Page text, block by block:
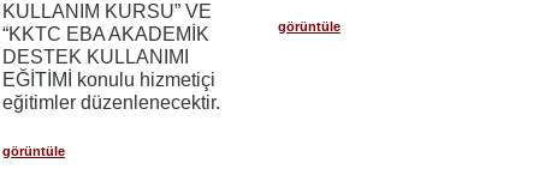
KULLANIM KURSU” VE
“KKTC EBA AKADEMİK
DESTEK KULLANIMI
EĞİTİMİ konulu hizmetiçi
eğitimler düzenlenecektir.
görüntüle
görüntüle